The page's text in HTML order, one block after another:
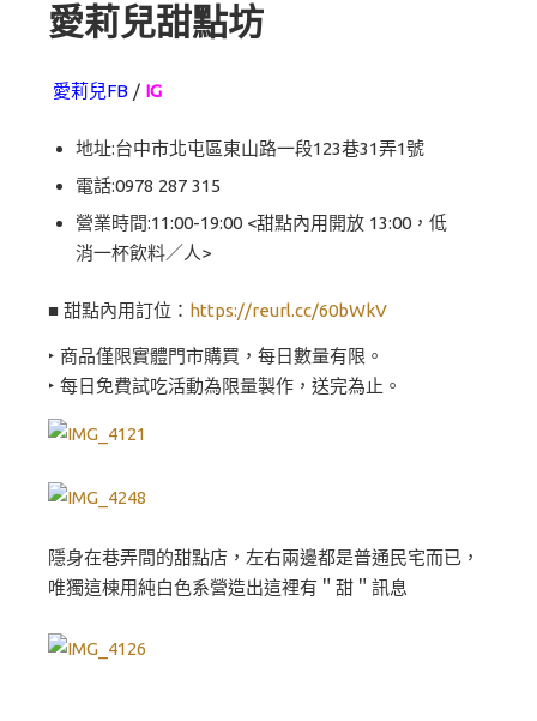
愛莉兒甜點坊
愛莉兒FB / IG
地址:台中市北屯區東山路一段123巷31弄1號
電話:0978 287 315
營業時間:11:00-19:00 <甜點內用開放 13:00，低
消一杯飲料／人>
■ 甜點內用訂位： https://reurl.cc/60bWkV
‣ 商品僅限實體門市購買，每日數量有限。
‣ 每日免費試吃活動為限量製作，送完為止。
隱身在巷弄間的甜點店，左右兩邊都是普通民宅而已，
唯獨這棟用純白色系營造出這裡有＂甜＂訊息